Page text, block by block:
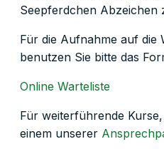
Seepferdchen Abzeichen
Für die Aufnahme auf die
benutzen Sie bitte das
Online Warteliste
Für weiterführende
einem unserer